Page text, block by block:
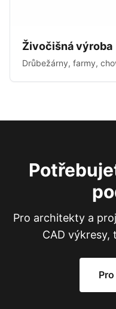
Živočišná výroba
Drůbežárny, farmy,
Pro architekty a
CAD výkresy,